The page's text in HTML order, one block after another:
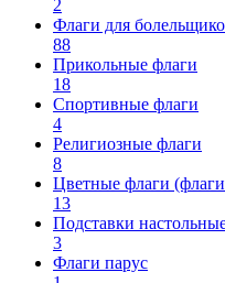
2
Флаги для
88
Прикольные флаги
18
Спортивные флаги
4
Религиозные флаги
8
Цветные флаги
13
Подставки
3
Флаги парус